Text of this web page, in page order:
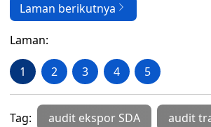
Laman berikutnya
Laman:
1 2 3 4 5
Tag: audit ekspor SDA audit